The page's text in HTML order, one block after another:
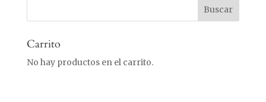
Carrito
No hay productos en el carrito.